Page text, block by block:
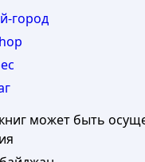
город
может быть